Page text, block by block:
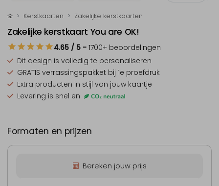
Kerstkaarten Zakelijke kerstkaarten
Zakelijke kerstkaart You are OK!
4.65 / 5 - 1700+ beoordelingen
Dit design is volledig te personaliseren
GRATIS verrassingspakket bij 1e proefdruk
Extra producten in stijl van jouw kaartje
Levering is snel en
Formaten en prijzen
Bereken jouw prijs